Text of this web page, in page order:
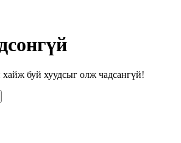
буй хуудсыг олж чадсангүй!